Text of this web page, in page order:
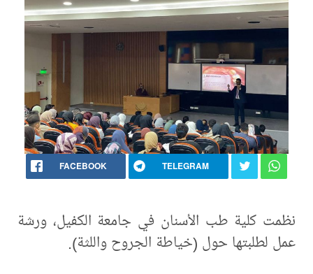
FACEBOOK TELEGRAM
نظمت كلية طب الأسنان في جامعة الكفيل، ورشة
عمل لطلبتها حول (خياطة الجروح واللثة).